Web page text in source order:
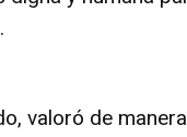
valoró de